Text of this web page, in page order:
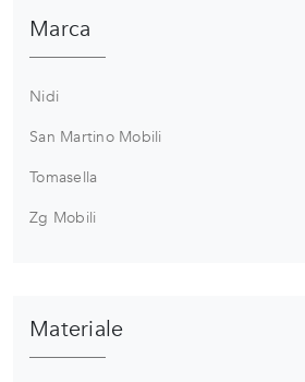
Marca
Nidi
San Martino Mobili
Tomasella
Zg Mobili
Materiale